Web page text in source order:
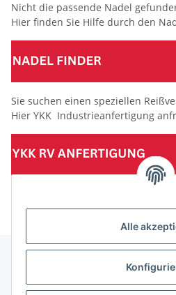
Alle
Nicht die passende Nadel
Hier finden Sie Hilfe durch den
Sie suchen einen speziellen
Hier YKK Industrieanfertigung
(Mindesttabnahmemenge 10 Stück je Länge und
Informationen